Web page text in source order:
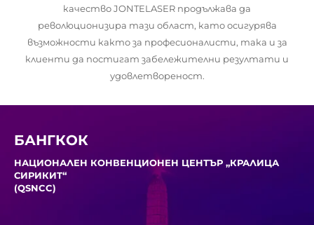
качество JONTELASER продължава да
революционизира тази област, като осигурява
възможности както за професионалисти, така и за
клиенти да постигат забележителни резултати и
удовлетвореност.
БАНГКОК
НАЦИОНАЛЕН КОНВЕНЦИОНЕН ЦЕНТЪР „КРАЛИЦА
СИРИКИТ“
(QSNCC)